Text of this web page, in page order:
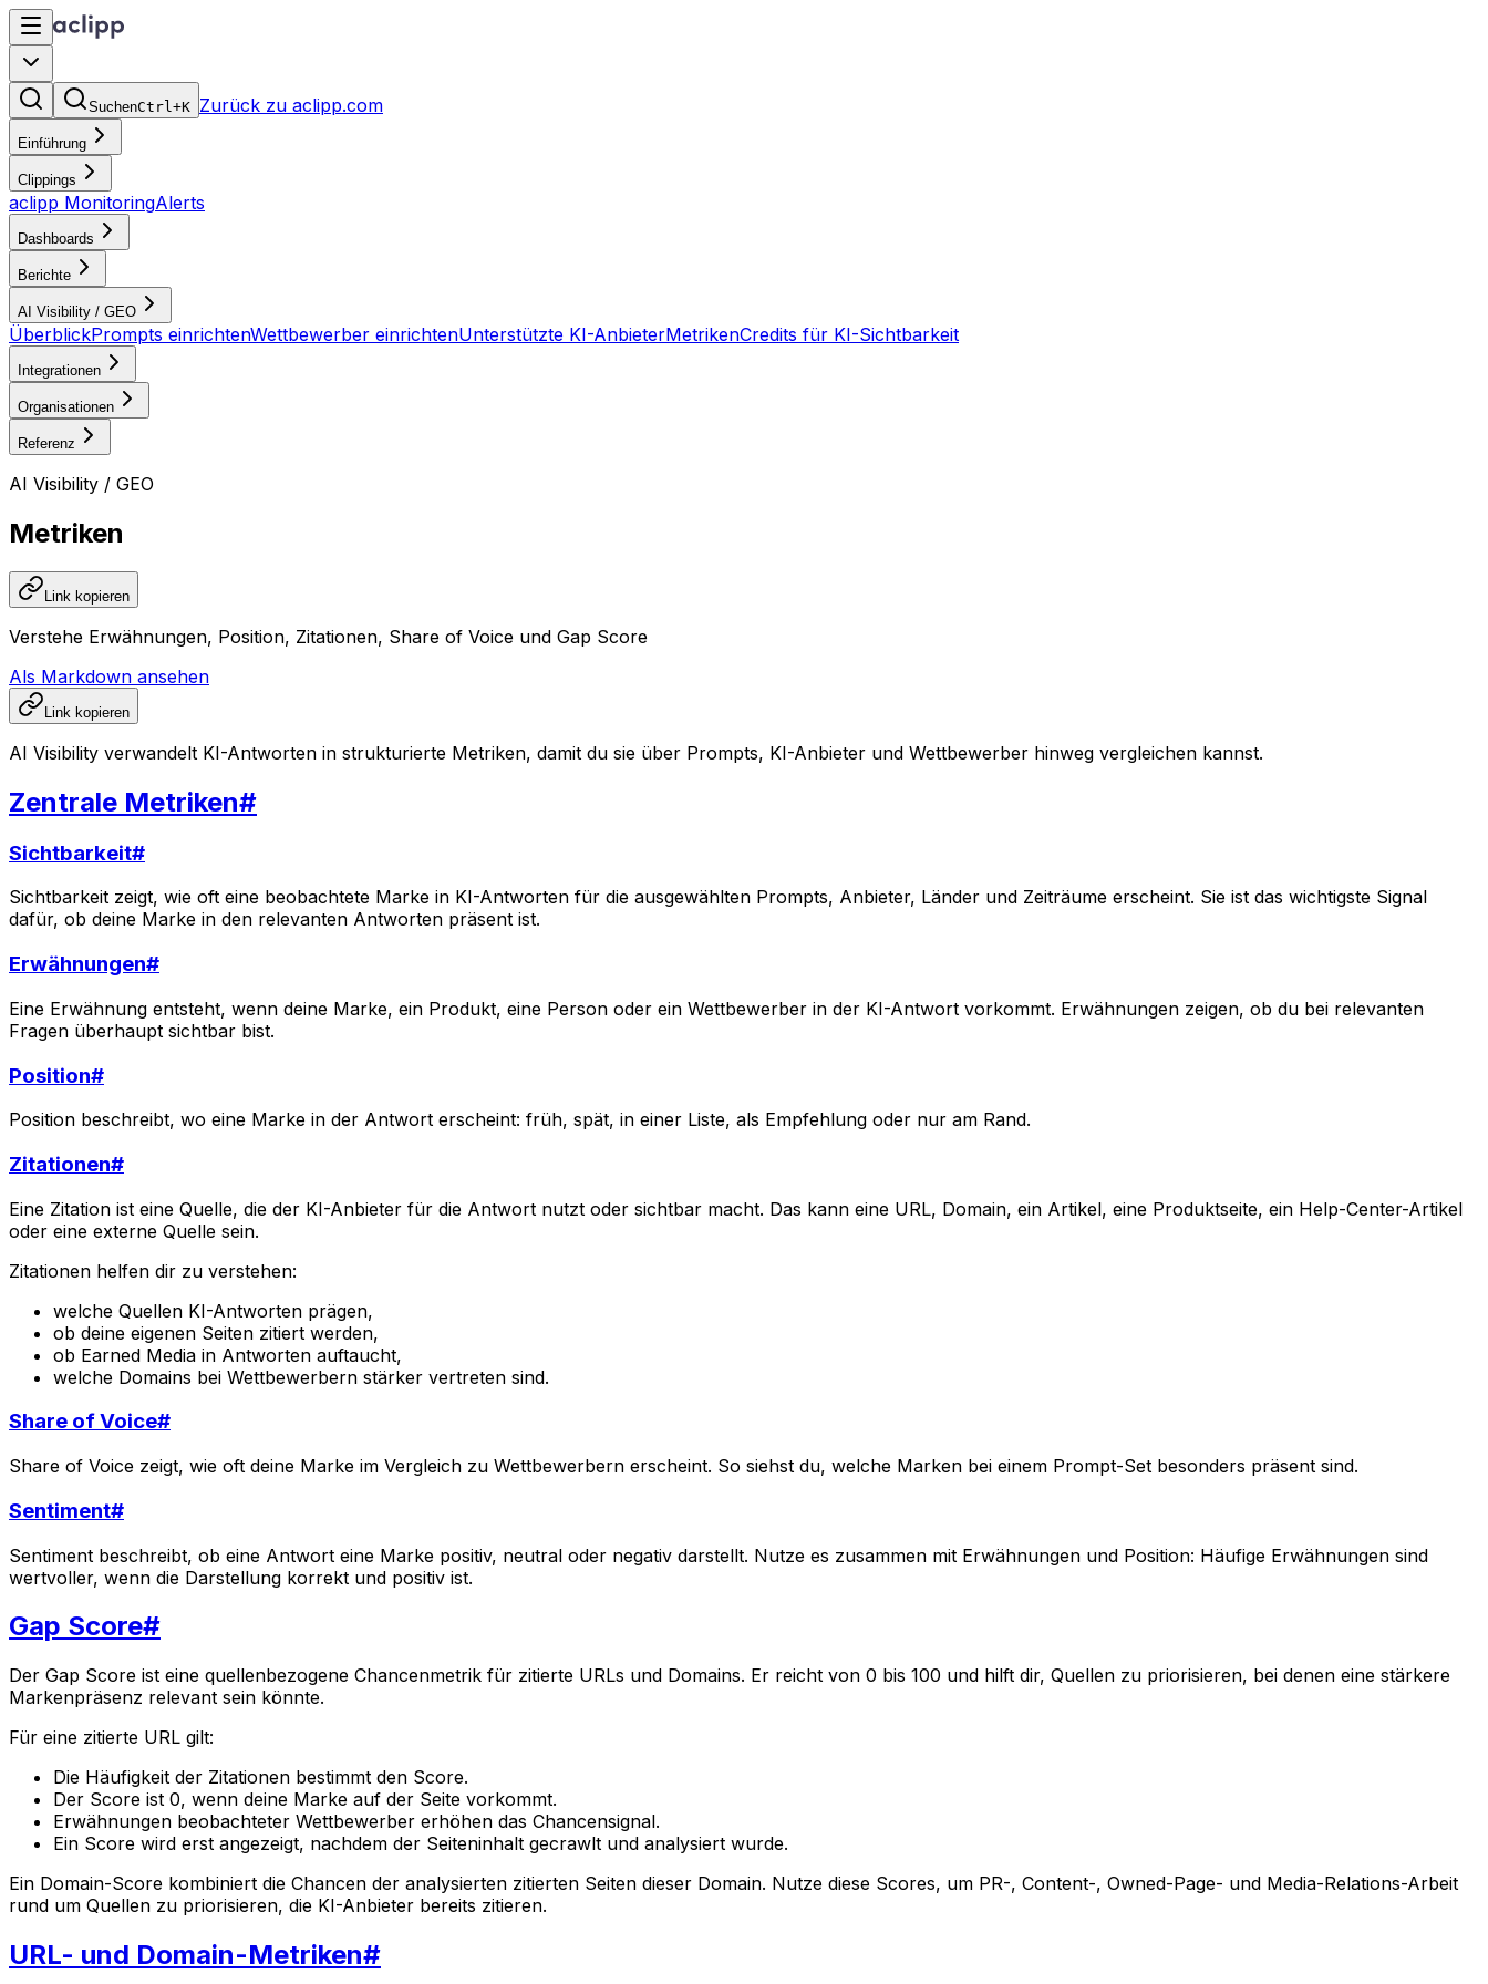
SuchenCtrl+K Zurück zu aclipp.com
Einführung
Clippings
aclipp MonitoringAlerts
Dashboards
Berichte
AI Visibility / GEO
ÜberblickPrompts einrichtenWettbewerber einrichtenUnterstützte KI-AnbieterMetrikenCredits für KI-Sichtbarkeit
Integrationen
Organisationen
Referenz
AI Visibility / GEO
Metriken
Link kopieren
Verstehe Erwähnungen, Position, Zitationen, Share of Voice und Gap Score
Als Markdown ansehen
Link kopieren
AI Visibility verwandelt KI-Antworten in strukturierte Metriken, damit du sie über Prompts, KI-Anbieter und Wettbewerber hinweg vergleichen kannst.
Zentrale Metriken#
Sichtbarkeit#
Sichtbarkeit zeigt, wie oft eine beobachtete Marke in KI-Antworten für die ausgewählten Prompts, Anbieter, Länder und Zeiträume erscheint. Sie ist das wichtigste Signal
dafür, ob deine Marke in den relevanten Antworten präsent ist.
Erwähnungen#
Eine Erwähnung entsteht, wenn deine Marke, ein Produkt, eine Person oder ein Wettbewerber in der KI-Antwort vorkommt. Erwähnungen zeigen, ob du bei relevanten
Fragen überhaupt sichtbar bist.
Position#
Position beschreibt, wo eine Marke in der Antwort erscheint: früh, spät, in einer Liste, als Empfehlung oder nur am Rand.
Zitationen#
Eine Zitation ist eine Quelle, die der KI-Anbieter für die Antwort nutzt oder sichtbar macht. Das kann eine URL, Domain, ein Artikel, eine Produktseite, ein Help-Center-Artikel
oder eine externe Quelle sein.
Zitationen helfen dir zu verstehen:
welche Quellen KI-Antworten prägen,
ob deine eigenen Seiten zitiert werden,
ob Earned Media in Antworten auftaucht,
welche Domains bei Wettbewerbern stärker vertreten sind.
Share of Voice#
Share of Voice zeigt, wie oft deine Marke im Vergleich zu Wettbewerbern erscheint. So siehst du, welche Marken bei einem Prompt-Set besonders präsent sind.
Sentiment#
Sentiment beschreibt, ob eine Antwort eine Marke positiv, neutral oder negativ darstellt. Nutze es zusammen mit Erwähnungen und Position: Häufige Erwähnungen sind
wertvoller, wenn die Darstellung korrekt und positiv ist.
Gap Score#
Der Gap Score ist eine quellenbezogene Chancenmetrik für zitierte URLs und Domains. Er reicht von 0 bis 100 und hilft dir, Quellen zu priorisieren, bei denen eine stärkere
Markenpräsenz relevant sein könnte.
Für eine zitierte URL gilt:
Die Häufigkeit der Zitationen bestimmt den Score.
Der Score ist 0, wenn deine Marke auf der Seite vorkommt.
Erwähnungen beobachteter Wettbewerber erhöhen das Chancensignal.
Ein Score wird erst angezeigt, nachdem der Seiteninhalt gecrawlt und analysiert wurde.
Ein Domain-Score kombiniert die Chancen der analysierten zitierten Seiten dieser Domain. Nutze diese Scores, um PR-, Content-, Owned-Page- und Media-Relations-Arbeit
rund um Quellen zu priorisieren, die KI-Anbieter bereits zitieren.
URL- und Domain-Metriken#